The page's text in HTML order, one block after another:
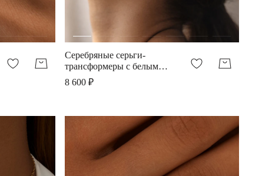
Серебряные серьги-
трансформеры с белым и
розовым сердцами
8 600 ₽